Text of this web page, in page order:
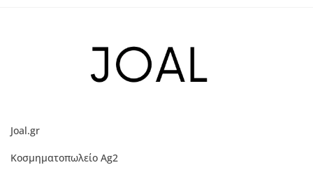
επιλεγούν
σελίδα
Joal.gr
Κοσμηματοπωλείο Ag2